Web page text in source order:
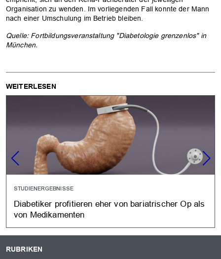
Organisation zu wenden. Im vorliegenden Fall konnte der Mann
nach einer Umschulung im Betrieb bleiben.
Quelle: Fortbildungsveranstaltung "Diabetologie grenzenlos" in
München.
WEITERLESEN
STUDIENERGEBNISSE
Diabetiker profitieren eher von bariatrischer Op als
von Medikamenten
RUBRIKEN